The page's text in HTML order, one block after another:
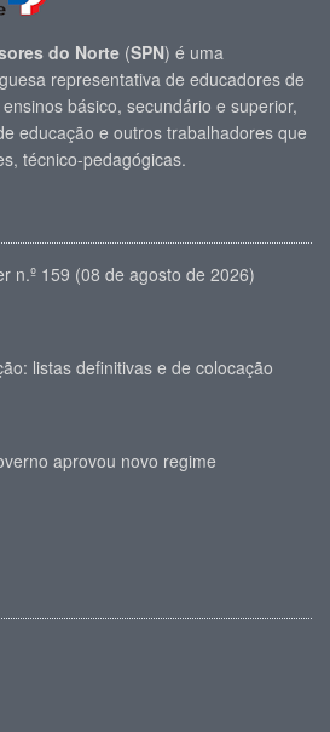
do Norte (SPN) é uma
representativa de educadores de
básico, secundário e superior,
educação e outros trabalhadores que
técnico-pedagógicas.
n.º 159 (08 de agosto de 2026)
listas definitivas e de colocação
aprovou novo regime